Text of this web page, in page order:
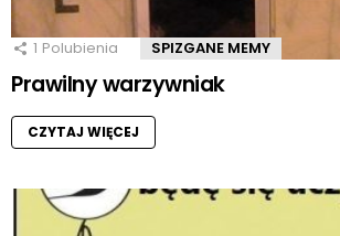
1 Polubienia SPIZGANE MEMY
Prawilny warzywniak
CZYTAJ WIĘCEJ